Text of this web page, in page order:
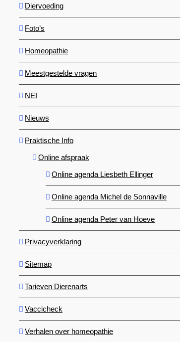
Diervoeding
Foto’s
Homeopathie
Meestgestelde vragen
NEI
Nieuws
Praktische Info
Online afspraak
Online agenda Liesbeth Ellinger
Online agenda Michel de Sonnaville
Online agenda Peter van Hoeve
Privacyverklaring
Sitemap
Tarieven Dierenarts
Vaccicheck
Verhalen over homeopathie